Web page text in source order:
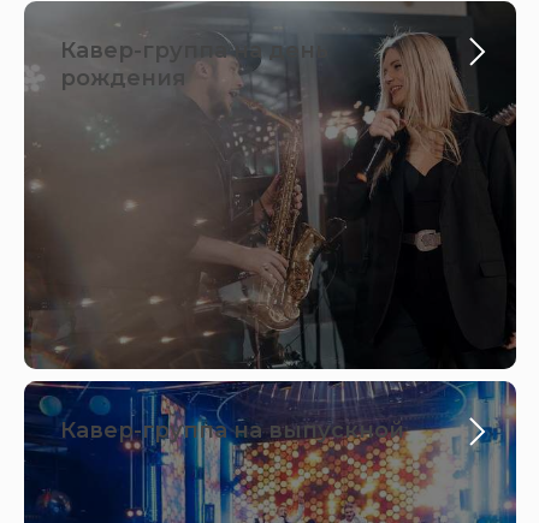
Кавер-группа на день
рождения
Кавер-группа на выпускной